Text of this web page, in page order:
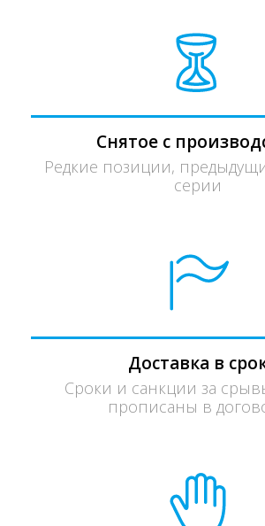
Снятое с
Редкие позиции,
серии
Доставка в
Сроки и санкции за
прописаны в